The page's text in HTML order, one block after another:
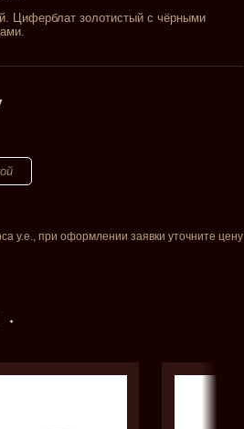
Циферблат золотистый с чёрными
у.е., при оформлении заявки уточните цену